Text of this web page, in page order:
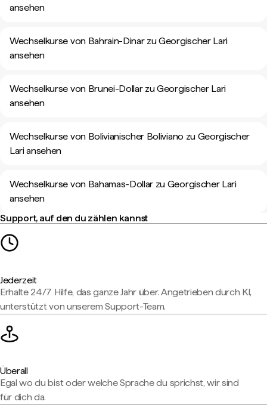
ansehen
Wechselkurse von Bahrain-Dinar zu Georgischer Lari
ansehen
Wechselkurse von Brunei-Dollar zu Georgischer Lari
ansehen
Wechselkurse von Bolivianischer Boliviano zu Georgischer
Lari ansehen
Wechselkurse von Bahamas-Dollar zu Georgischer Lari
ansehen
Support, auf den du zählen kannst
Jederzeit
Erhalte 24/7 Hilfe, das ganze Jahr über. Angetrieben durch KI,
unterstützt von unserem Support-Team.
Überall
Egal wo du bist oder welche Sprache du sprichst, wir sind
für dich da.